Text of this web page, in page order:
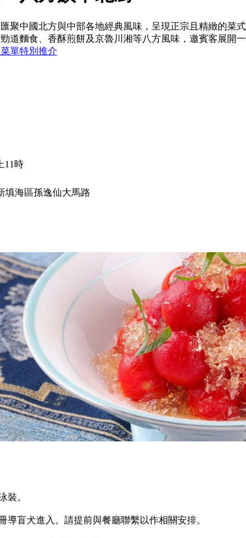
聚中國北方與中部各地經典風味，呈現正宗且精緻的菜
道麵食、香酥煎餅及京魯川湘等八方風味，邀賓客展開
單特別推介
11時
填海區孫逸仙大馬路
材結合魯、川、粵、閩、湘五大地方菜系的傳統風味
式，喚醒夏日味蕾，讓人齒頰留香；配上夏季特調「黃
裝。
導盲犬進入。請提前與餐廳聯繫以作相關安排。